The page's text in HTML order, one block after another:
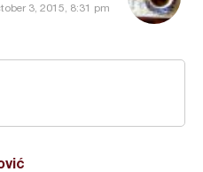
3, 2015, 8:31 pm